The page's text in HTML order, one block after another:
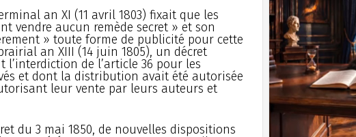
an XI (11 avril 1803) fixait que les
vendre aucun remède secret » et son
» toute forme de publicité pour cette
an XIII (14 juin 1805), un décret
l’interdiction de l’article 36 pour les
et dont la distribution avait été autorisée
leur vente par leurs auteurs et
du 3 mai 1850, de nouvelles dispositions